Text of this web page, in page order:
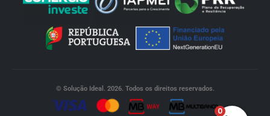
© Solução Ideal. 2026. Todos os direitos reservados.
0